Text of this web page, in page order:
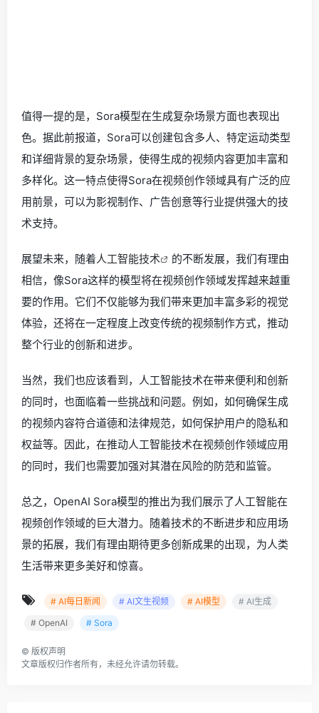
值得一提的是，Sora模型在生成复杂场景方面也表现出
色。据此前报道，Sora可以创建包含多人、特定运动类型
和详细背景的复杂场景，使得生成的视频内容更加丰富和
多样化。这一特点使得Sora在视频创作领域具有广泛的应
用前景，可以为影视制作、广告创意等行业提供强大的技
术支持。
展望未来，随着人工智能技术
的不断发展，我们有理由
相信，像Sora这样的模型将在视频创作领域发挥越来越重
要的作用。它们不仅能够为我们带来更加丰富多彩的视觉
体验，还将在一定程度上改变传统的视频制作方式，推动
整个行业的创新和进步。
当然，我们也应该看到，人工智能技术在带来便利和创新
的同时，也面临着一些挑战和问题。例如，如何确保生成
的视频内容符合道德和法律规范，如何保护用户的隐私和
权益等。因此，在推动人工智能技术在视频创作领域应用
的同时，我们也需要加强对其潜在风险的防范和监管。
总之，OpenAI Sora模型的推出为我们展示了人工智能在
视频创作领域的巨大潜力。随着技术的不断进步和应用场
景的拓展，我们有理由期待更多创新成果的出现，为人类
生活带来更多美好和惊喜。
# AI每日新闻 # AI文生视频 # AI模型
# AI生成
# OpenAI
# Sora
© 版权声明
文章版权归作者所有，未经允许请勿转载。